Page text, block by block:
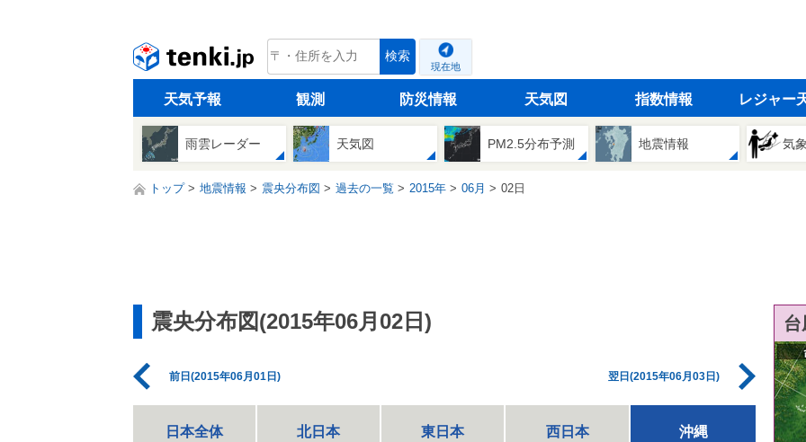
tenki.jp 検索
現在地
天気予報 観測 防災情報 天気図 指数情報 レジャー
雨雲レーダー 天気図 PM2.5分布予測 地震情報 気
トップ 地震情報 震央分布図 過去の一覧 2015年 06月 02日
震央分布図(2015年06月02日)
前日(2015年06月01日) 翌日(2015年06月03日)
日本全体 北日本 東日本 西日本 沖縄